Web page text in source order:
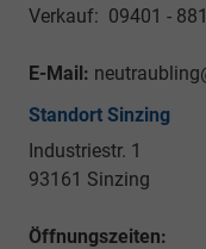
Verkauf: 09401 -
E-Mail:
Standort Sinzing
Industriestr. 1
93161 Sinzing
Öffnungszeiten: